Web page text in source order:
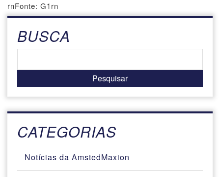
rnFonte: G1rn
BUSCA
CATEGORIAS
Notícias da AmstedMaxion